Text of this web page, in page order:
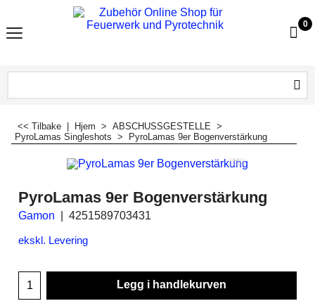
0
<< Tilbake Hjem > ABSCHUSSGESTELLE >
PyroLamas Singleshots > PyroLamas 9er Bogenverstärkung
PyroLamas 9er Bogenverstärkung
Gamon 4251589703431
ekskl. Levering
Legg i handlekurven